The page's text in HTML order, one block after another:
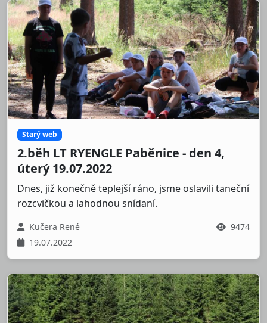
Starý web
2.běh LT RYENGLE Paběnice - den 4,
úterý 19.07.2022
Dnes, již konečně teplejší ráno, jsme oslavili taneční
rozcvičkou a lahodnou snídaní.
Kučera René
9474
19.07.2022